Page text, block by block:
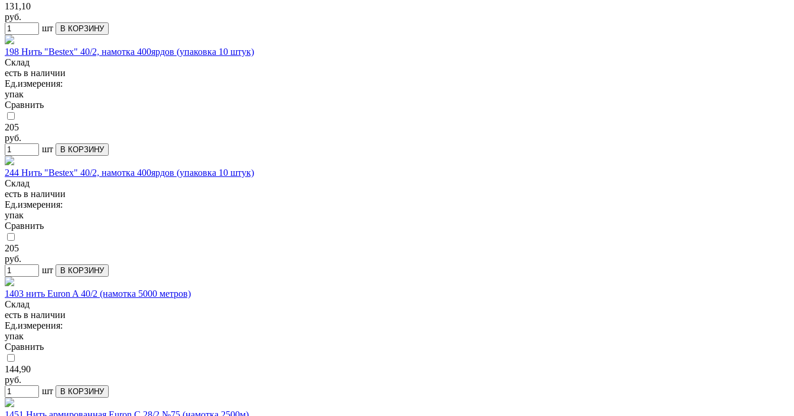
131,10
руб.
шт
В КОРЗИНУ
198 Нить "Bestex" 40/2, намотка 400ярдов (упаковка 10 штук)
Склад
есть в наличии
Ед.измерения:
упак
Сравнить
205
руб.
шт
В КОРЗИНУ
244 Нить "Bestex" 40/2, намотка 400ярдов (упаковка 10 штук)
Склад
есть в наличии
Ед.измерения:
упак
Сравнить
205
руб.
шт
В КОРЗИНУ
1403 нить Euron A 40/2 (намотка 5000 метров)
Склад
есть в наличии
Ед.измерения:
упак
Сравнить
144,90
руб.
шт
В КОРЗИНУ